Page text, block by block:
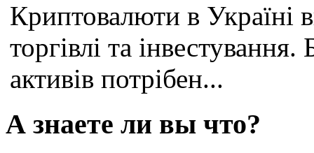
Криптовалюти в Україні
торгівлі та
активів потрібен...
А знаете ли вы что?